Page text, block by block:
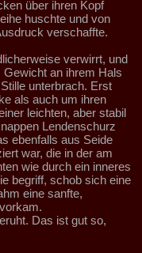
über ihren Kopf
huschte und von
verschaffte.
verwirrt, und
an ihrem Hals
unterbrach. Erst
als auch um ihren
leichten, aber stabil
Lendenschurz
ebenfalls aus Seide
war, die in der am
wie durch ein inneres
begriff, schob sich eine
eine sanfte,
Das ist gut so,